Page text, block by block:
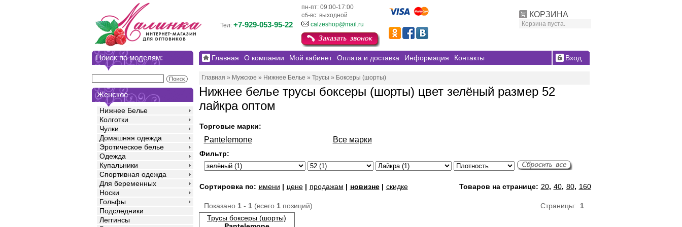
КОРЗИНА
Корзина пуста.
пн-пт: 09:00-17:00
сб-вс: выходной
Тел: +7-929-053-95-22 calzeshop@mail.ru
Поиск по моделям:
Женское
Нижнее Белье
Колготки
Чулки
Домашняя одежда
Эротическое белье
Одежда
Купальники
Спортивная одежда
Для беременных
Носки
Гольфы
Подследники
Леггинсы
Главная О компании Мой кабинет Оплата и доставка Информация Контакты Вход
Главная » Мужское » Нижнее Белье » Трусы » Боксеры (шорты)
Нижнее белье трусы боксеры (шорты) цвет зелёный размер 52
лайкра оптом
Торговые марки:
Pantelemone Все марки
Фильтр:
Сортировка по: имени | цене| продажам | новизне| скидке Товаров на странице: 20, 40, 80, 160
Страницы: 1
Показано 1- 1(всего 1позиций)
Трусы боксеры (шорты)